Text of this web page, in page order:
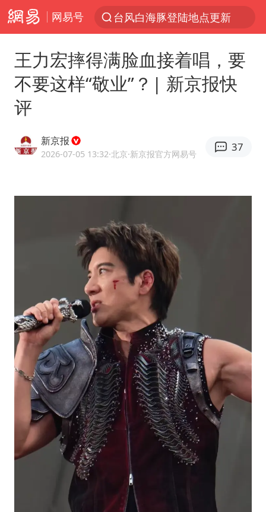
网易号
台风白海豚登陆地点更新
台风白海豚进入48小时警戒线
CIA被曝已秘密设立古巴工作组
U17国足1分钟轰2球
中国养老床位“三连降”
郑国霖回应去景区上班被保安拦下
“深圳地面沉降致车辆损坏”不实
奋进开新局 实干挑大梁
王力宏摔得满脸血接着唱，要
不要这样“敬业”？| 新京报快
评
新京报
2026-07-05 13:32·北京·新京报官方网易号
37